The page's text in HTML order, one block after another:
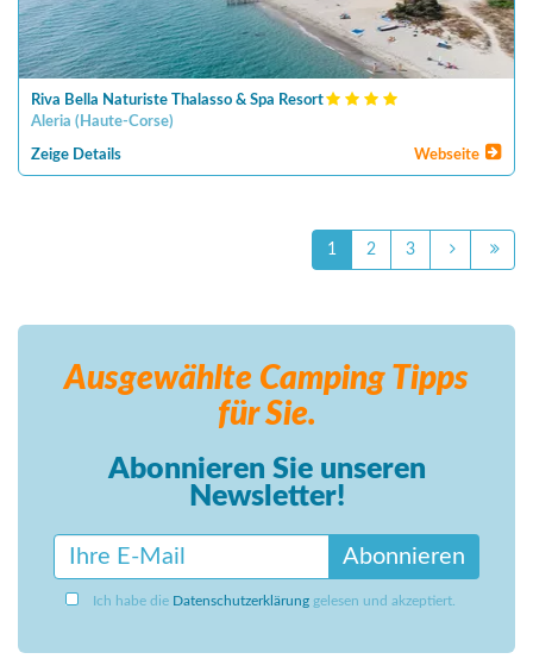
Riva Bella Naturiste Thalasso & Spa Resort
Aleria ( Haute-Corse)
Zeige Details Webseite
1 2 3
Ausgewählte Camping Tipps
für Sie.
Abonnieren Sie unseren
Newsletter!
Abonnieren
Ich habe die Datenschutzerklärung gelesen und akzeptiert.